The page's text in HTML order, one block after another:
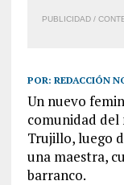
PUBLICIDAD /
POR: REDACCIÓN
Un nuevo
comunidad del
Trujillo, luego
una maestra,
barranco.